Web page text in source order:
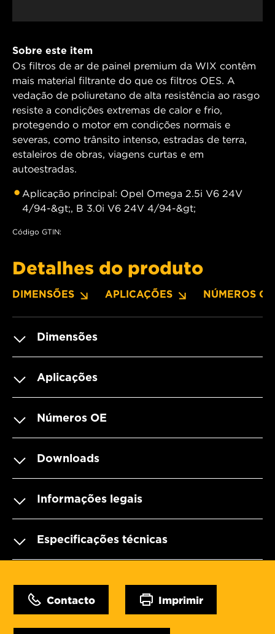
Sobre este item
Os filtros de ar de painel premium da WIX contêm
mais material filtrante do que os filtros OES. A
vedação de poliuretano de alta resistência ao rasgo
resiste a condições extremas de calor e frio,
protegendo o motor em condições normais e
severas, como trânsito intenso, estradas de terra,
estaleiros de obras, viagens curtas e em
autoestradas.
Aplicação principal: Opel Omega 2.5i V6 24V
4/94-&gt;, B 3.0i V6 24V 4/94-&gt;
Código GTIN:
Detalhes do produto
DIMENSÕES APLICAÇÕES NÚMEROS OE
Dimensões
Aplicações
Números OE
Downloads
Informações legais
Especificações técnicas
Contacto Imprimir